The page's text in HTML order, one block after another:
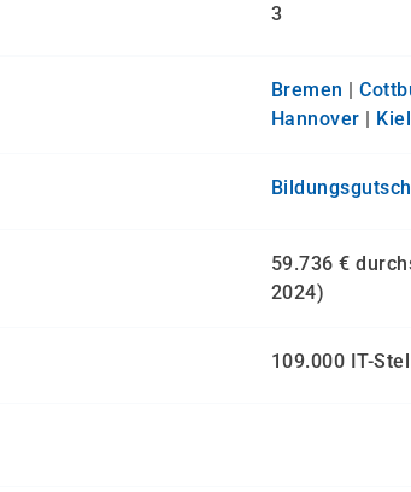
3
Bremen |
Hannover | Kiel
59.736 €
2024)
109.000 IT-